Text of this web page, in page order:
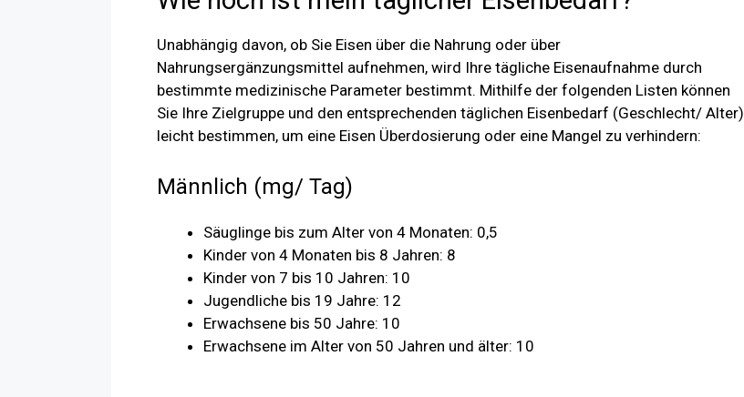
Unabhängig davon, ob Sie Eisen über die Nahrung oder über
Nahrungsergänzungsmittel aufnehmen, wird Ihre tägliche Eisenaufnahme durch
bestimmte medizinische Parameter bestimmt. Mithilfe der folgenden Listen können
Sie Ihre Zielgruppe und den entsprechenden täglichen Eisenbedarf (Geschlecht/ Alter)
leicht bestimmen, um eine Eisen Überdosierung oder eine Mangel zu verhindern:
Männlich (mg/ Tag)
Säuglinge bis zum Alter von 4 Monaten: 0,5
Kinder von 4 Monaten bis 8 Jahren: 8
Kinder von 7 bis 10 Jahren: 10
Jugendliche bis 19 Jahre: 12
Erwachsene bis 50 Jahre: 10
Erwachsene im Alter von 50 Jahren und älter: 10